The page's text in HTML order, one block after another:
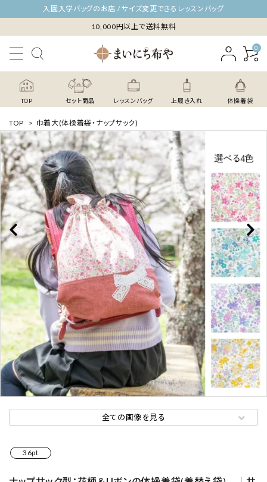
入園入学バッグのお店 / サイズ変更できるレッスンバッグ
10,000円以上で送料無料
0
TOP セット商品 レッスンバッグ 上履き入れ 体操着袋
TOP > 巾着大(体操着袋・ナップサック)
全ての画像を見る
36pt